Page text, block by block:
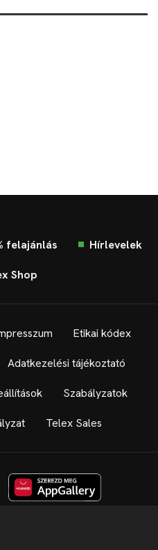
felajánlás Hírlevelek
Shop
Etikai kódex
Adatkezelési tájékoztató
Szabályzatok
Telex Sales